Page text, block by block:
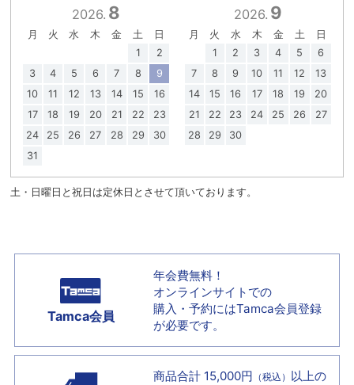
2026. 8
月 火 水 木 金 土
日
1
2
3
4 5 6 7 8
9
10
11 12 13 14 15
16
17
18 19 20 21 22
23
24
25 26 27 28 29
30
31
2026. 9
月 火 水 木 金 土
日
1
2 3 4 5
6
7
8 9 10 11 12
13
14
15 16 17 18 19
20
21
22 23 24 25 26
27
28
29 30
土・日曜日と祝日は定休日とさせて頂いております。
Tamca会員
年会費無料！
オンラインサイトでの
購入・予約にはTamca会員登録
が必要です。
商品合計 15,000円 （税込） 以上の